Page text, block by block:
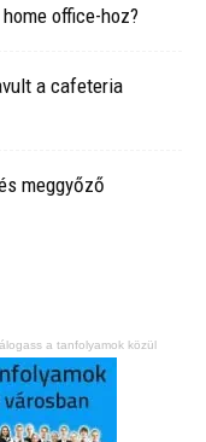
office-hoz?
a cafeteria
meggyőző
a tanfolyamok közül